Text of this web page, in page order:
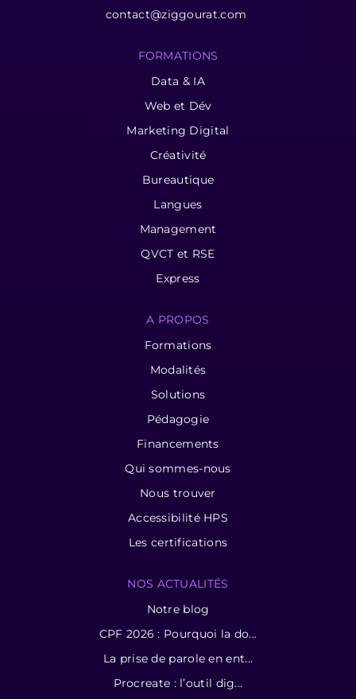
contact@ziggourat.com
FORMATIONS
Data & IA
Web et Dév
Marketing Digital
Créativité
Bureautique
Langues
Management
QVCT et RSE
Express
A PROPOS
Formations
Modalités
Solutions
Pédagogie
Financements
Qui sommes-nous
Nous trouver
Accessibilité HPS
Les certifications
NOS ACTUALITÉS
Notre blog
CPF 2026 : Pourquoi la do...
La prise de parole en ent...
Procreate : l’outil dig...